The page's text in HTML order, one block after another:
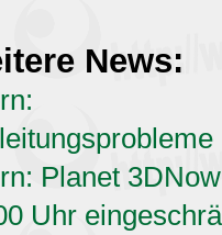
News:
Planet
Uhr